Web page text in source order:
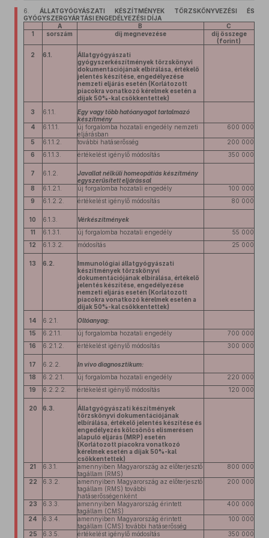
6.
ÁLLATGYÓGYÁSZATI KÉSZÍTMÉNYEK TÖRZSKÖNYVEZÉSI ÉS
GYÓGYSZERGYÁRTÁSI ENGEDÉLYEZÉSI DÍJA
A
B
C
1
sorszám díj megnevezése
díj összege
(forint)
2
6.1.
Állatgyógyászati
gyógyszerkészítmények törzskönyvi
dokumentációjának elbírálása, értékelő
jelentés készítése, engedélyezése
nemzeti eljárás esetén (Korlátozott
piacokra vonatkozó kérelmek esetén a
díjak 50%-kal csökkentettek)
3
6.1.1.
Egy vagy több hatóanyagot tartalmazó
készítmény
4
6.1.1.1.
új forgalomba hozatali engedély nemzeti
eljárásban
600 000
5 6.1.1.2. további hatáserősség
200 000
6
6.1.1.3. értékelést igénylő módosítás 350 000
7 6.1.2.
Javallat nélküli homeopátiás készítmény
egyszerűsített eljárással
8
6.1.2.1. új forgalomba hozatali engedély
100 000
9
6.1.2.2. értékelést igénylő módosítás 80 000
10 6.1.3.
Vérkészítmények
11
6.1.3.1. új forgalomba hozatali engedély
55 000
12
6.1.3.2. módosítás 25 000
13 6.2.
Immunológiai állatgyógyászati
készítmények törzskönyvi
dokumentációjának elbírálása, értékelő
jelentés készítése, engedélyezése
nemzeti eljárás esetén (Korlátozott
piacokra vonatkozó kérelmek esetén a
díjak 50%-kal csökkentettek)
14
6.2.1.
Oltóanyag:
15
6.2.1.1. új forgalomba hozatali engedély
700 000
16
6.2.1.2. értékelést igénylő módosítás 300 000
17 6.2.2.
In vivo diagnosztikum:
18
6.2.2.1. új forgalomba hozatali engedély
220 000
19
6.2.2.2. értékelést igénylő módosítás 120 000
20 6.3.
Állatgyógyászati készítmények
törzskönyvi dokumentációjának
elbírálása, értékelő jelentés készítése és
engedélyezés kölcsönös elismerésen
alapuló eljárás (MRP) esetén
(Korlátozott piacokra vonatkozó
kérelmek esetén a díjak 50%-kal
csökkentettek)
21
6.3.1.
amennyiben Magyarország az előterjesztő
tagállam (RMS)
800 000
22 6.3.2.
amennyiben Magyarország az előterjesztő
tagállam (RMS) további
hatáserősségenként
200 000
23 6.3.3.
amennyiben Magyarország érintett
tagállam (CMS)
400 000
24 6.3.4.
amennyiben Magyarország érintett
tagállam (CMS) további hatáserősség
100 000
25 6.3.5. értékelést igénylő módosítás 350 000